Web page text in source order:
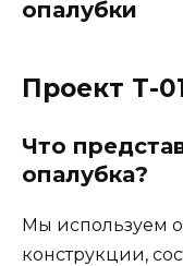
опалубки
Проект Т-
Что
опалубка?
Мы используем
конструкции,